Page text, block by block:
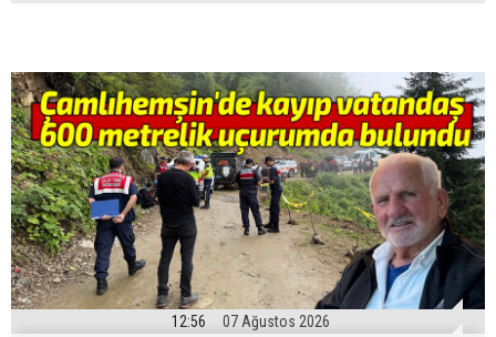
12:56 07 Ağustos 2026